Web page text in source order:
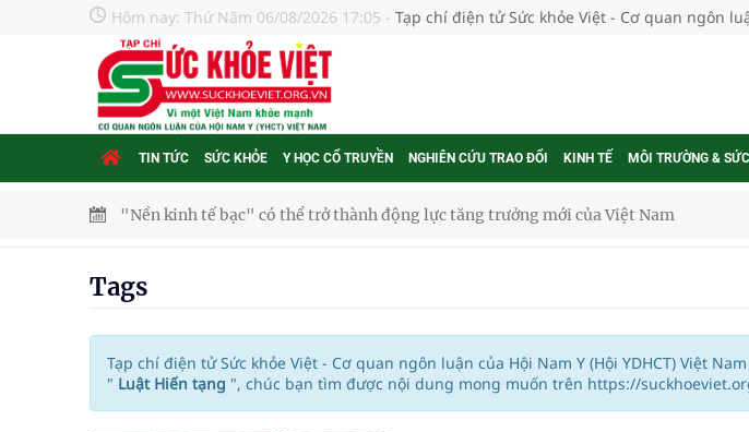
Hôm nay: Thứ Năm 06/08/2026 17:05 - Tạp chí điện tử Sức khỏe Việt - Cơ quan ngôn
TIN TỨC SỨC KHỎE Y HỌC CỔ TRUYỀN NGHIÊN CỨU TRAO ĐỔI KINH TẾ MÔI TRƯỜNG &
"Nền kinh tế bạc" có thể trở thành động lực tăng trưởng mới của Việt Nam
Không chỉ cắt tóc, Đông Tây Barbershop dành nguồn lực cho môi trường và cộng
Bệnh viện không được thu thêm tiền của người bệnh bảo hiểm y tế nếu không đăng
Tags
Tạp chí điện tử Sức khỏe Việt - Cơ quan ngôn luận của Hội Nam Y (Hội YDHCT) Việt
" Luật Hiến tạng ", chúc bạn tìm được nội dung mong muốn trên https://